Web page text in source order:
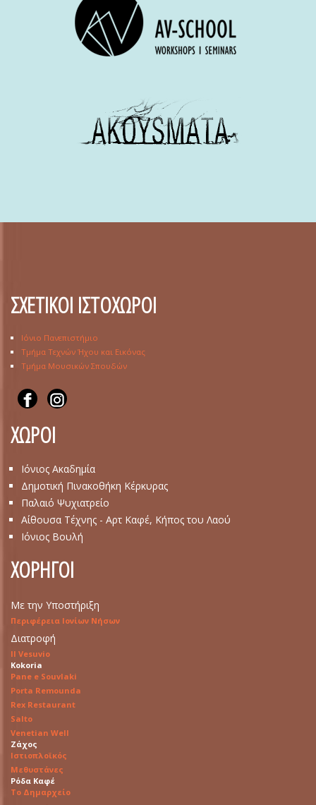
ΣΧΕΤΙΚΟΙ ΙΣΤΟΧΩΡΟΙ
Ιόνιο Πανεπιστήμιο
Τμήμα Τεχνών Ήχου και Εικόνας
Τμήμα Μουσικών Σπουδών
ΧΩΡΟΙ
Ιόνιος Ακαδημία
Δημοτική Πινακοθήκη Κέρκυρας
Παλαιό Ψυχιατρείο
Αίθουσα Τέχνης - Αρτ Καφέ, Κήπος του Λαού
Ιόνιος Βουλή
ΧΟΡΗΓΟΙ
Με την Υποστήριξη
Περιφέρεια Ιονίων Νήσων
Διατροφή
Il Vesuvio
Kokoria
Pane e Souvlaki
Porta Remounda
Rex Restaurant
Salto
Venetian Well
Ζάχος
Ιστιοπλοϊκός
Μεθυστάνες
Ρόδα Καφέ
Το Δημαρχείο